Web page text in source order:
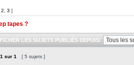
2 3 ]
tapes ?
LES SUJETS PUBLIÉS DEPUIS:
1 sur 1 [ 5 sujets ]